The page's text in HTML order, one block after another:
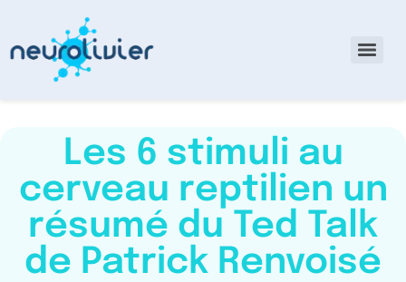
Les 6 stimuli au
cerveau reptilien un
résumé du Ted Talk
de Patrick Renvoisé